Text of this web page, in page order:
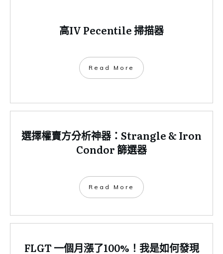
高IV Pecentile 掃描器
​Read More
選擇權賣方分析神器：Strangle & Iron
Condor 篩選器
​Read More
FLGT 一個月漲了100%！我是如何發現